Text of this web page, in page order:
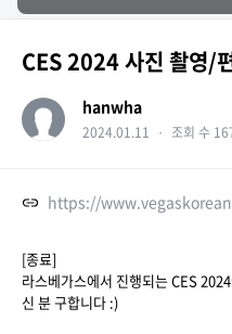
CES 2024 사진 촬영/
hanwha
2024.01.11 ・ 조회 수
https://
[종료]
라스베가스에서 진행되는 CES
신 분 구합니다 :)